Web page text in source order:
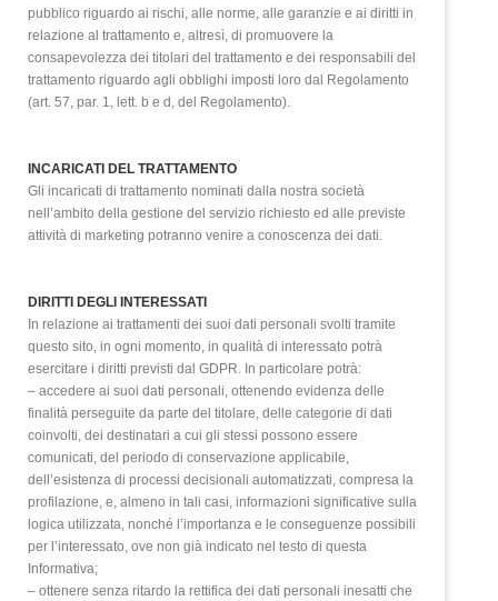
pubblico riguardo ai rischi, alle norme, alle garanzie e ai diritti in
relazione al trattamento e, altresì, di promuovere la
consapevolezza dei titolari del trattamento e dei responsabili del
trattamento riguardo agli obblighi imposti loro dal Regolamento
(art. 57, par. 1, lett. b e d, del Regolamento).
INCARICATI DEL TRATTAMENTO
Gli incaricati di trattamento nominati dalla nostra società
nell’ambito della gestione del servizio richiesto ed alle previste
attività di marketing potranno venire a conoscenza dei dati.
DIRITTI DEGLI INTERESSATI
In relazione ai trattamenti dei suoi dati personali svolti tramite
questo sito, in ogni momento, in qualità di interessato potrà
esercitare i diritti previsti dal GDPR. In particolare potrà:
– accedere ai suoi dati personali, ottenendo evidenza delle
finalità perseguite da parte del titolare, delle categorie di dati
coinvolti, dei destinatari a cui gli stessi possono essere
comunicati, del periodo di conservazione applicabile,
dell’esistenza di processi decisionali automatizzati, compresa la
profilazione, e, almeno in tali casi, informazioni significative sulla
logica utilizzata, nonché l’importanza e le conseguenze possibili
per l’interessato, ove non già indicato nel testo di questa
Informativa;
– ottenere senza ritardo la rettifica dei dati personali inesatti che